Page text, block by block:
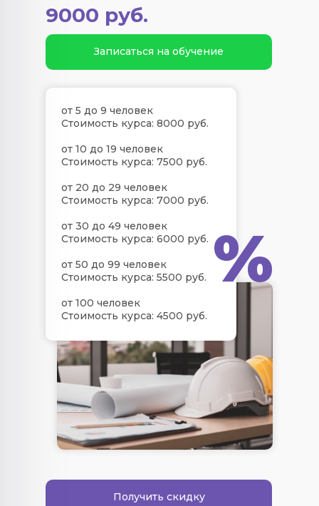
Записаться на обучение
9000 руб.
от 5 до 9 человек
Стоимость курса: 8000 руб.
от 10 до 19 человек
Стоимость курса: 7500 руб.
от 20 до 29 человек
Стоимость курса: 7000 руб.
от 30 до 49 человек
Стоимость курса: 6000 руб.
от 50 до 99 человек
Стоимость курса: 5500 руб.
от 100 человек
Стоимость курса: 4500 руб.
Получить скидку
%